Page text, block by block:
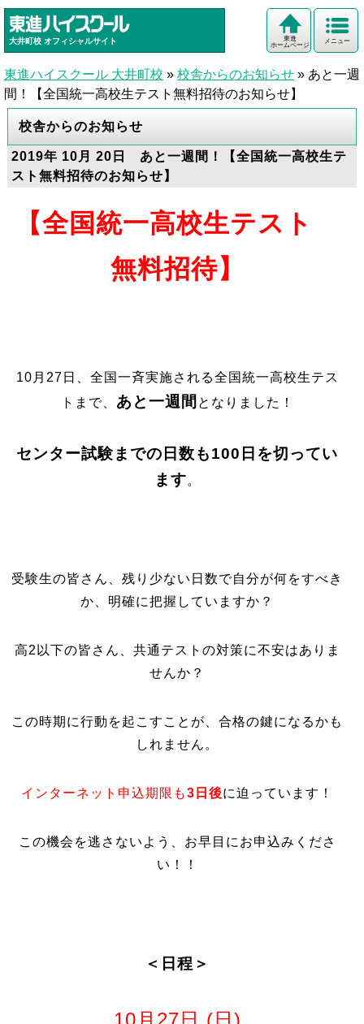
大井町校 オフィシャルサイト メニュー
東進
ホームページ
東進ハイスクール 大井町校 » 校舎からのお知らせ » あと一週
間！【全国統一高校生テスト無料招待のお知らせ】
校舎からのお知らせ
2019年 10月 20日 あと一週間！【全国統一高校生テ
スト無料招待のお知らせ】
【全国統一高校生テスト
無料招待】
10月27日、全国一斉実施される全国統一高校生テス
トまで、 あと一週間 となりました！
センター試験までの日数も100日を切ってい
ます。
受験生の皆さん、残り少ない日数で自分が何をすべき
か、明確に把握していますか？
高2以下の皆さん、共通テストの対策に不安はありま
せんか？
この時期に行動を起こすことが、合格の鍵になるかも
しれません。
インターネット申込期限も3日後に迫っています！
この機会を逃さないよう、お早目にお申込みくださ
い！！
＜日程＞
10月27日 (日)